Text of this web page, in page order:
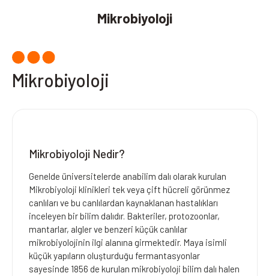
Mikrobiyoloji
Mikrobiyoloji
Mikrobiyoloji Nedir?
Genelde üniversitelerde anabilim dalı olarak kurulan
Mikrobiyoloji klinikleri tek veya çift hücreli görünmez
canlıları ve bu canlılardan kaynaklanan hastalıkları
inceleyen bir bilim dalıdır. Bakteriler, protozoonlar,
mantarlar, algler ve benzeri küçük canlılar
mikrobiyolojinin ilgi alanına girmektedir. Maya isimli
küçük yapıların oluşturduğu fermantasyonlar
sayesinde 1856 de kurulan mikrobiyoloji bilim dalı halen